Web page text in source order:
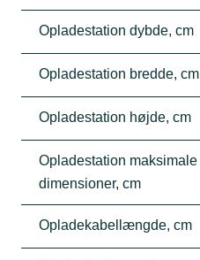
Opladestation dybde, cm
Opladestation bredde, cm
Opladestation højde, cm
Opladestation maksimale
dimensioner, cm
Opladekabellængde, cm